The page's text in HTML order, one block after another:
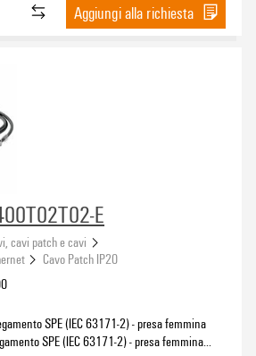
Aggiungi alla richiesta
E
cavi patch e cavi
Cavo Patch IP20
SPE (IEC 63171-2) - presa femmina
SPE (IEC 63171-2) - presa femmina